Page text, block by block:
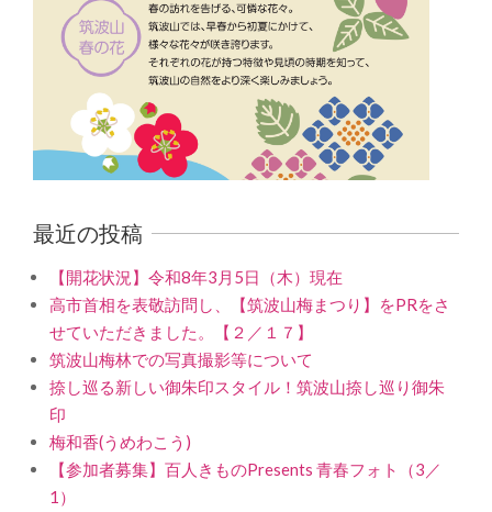
最近の投稿
【開花状況】令和8年3月5日（木）現在
高市首相を表敬訪問し、【筑波山梅まつり】をPRをさ
せていただきました。【２／１７】
筑波山梅林での写真撮影等について
捺し巡る新しい御朱印スタイル！筑波山捺し巡り御朱
印
梅和香(うめわこう)
【参加者募集】百人きものPresents 青春フォト（3／
1）